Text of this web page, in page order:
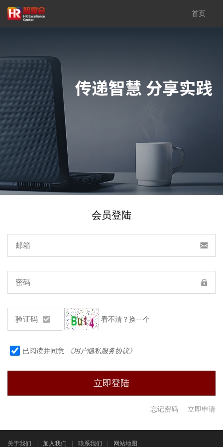
首页
会员登陆
看不清？换一个
已阅读并同意 《用户隐私服务协议》
忘记密码 立即申请
关于我们 加入我们 联系我们 网站地图